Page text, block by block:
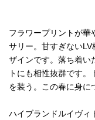
フラワープリントが華
サリー。甘すぎない
ザインです。落ち着い
トにも相性抜群です
を装う。この春に身に
ハイブランドルイヴィ